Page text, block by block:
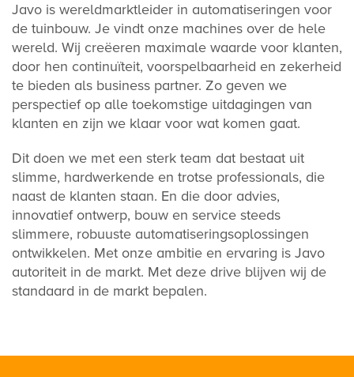
Javo is wereldmarktleider in automatiseringen voor
de tuinbouw. Je vindt onze machines over de hele
wereld. Wij creëeren maximale waarde voor klanten,
door hen continuïteit, voorspelbaarheid en zekerheid
te bieden als business partner. Zo geven we
perspectief op alle toekomstige uitdagingen van
klanten en zijn we klaar voor wat komen gaat.
Dit doen we met een sterk team dat bestaat uit
slimme, hardwerkende en trotse professionals, die
naast de klanten staan. En die door advies,
innovatief ontwerp, bouw en service steeds
slimmere, robuuste automatiseringsoplossingen
ontwikkelen. Met onze ambitie en ervaring is Javo
autoriteit in de markt. Met deze drive blijven wij de
standaard in de markt bepalen.